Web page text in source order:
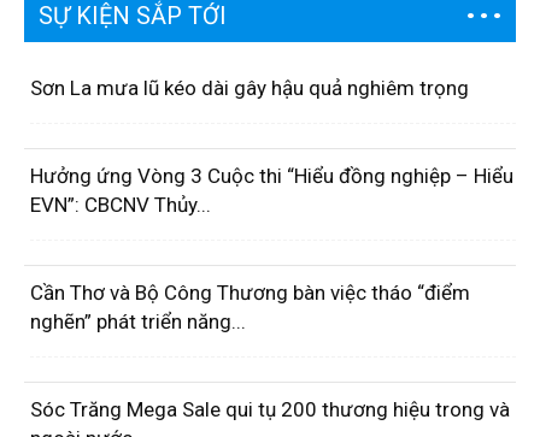
SỰ KIỆN SẮP TỚI
Sơn La mưa lũ kéo dài gây hậu quả nghiêm trọng
Hưởng ứng Vòng 3 Cuộc thi “Hiểu đồng nghiệp – Hiểu
EVN”: CBCNV Thủy...
Cần Thơ và Bộ Công Thương bàn việc tháo “điểm
nghẽn” phát triển năng...
Sóc Trăng Mega Sale qui tụ 200 thương hiệu trong và